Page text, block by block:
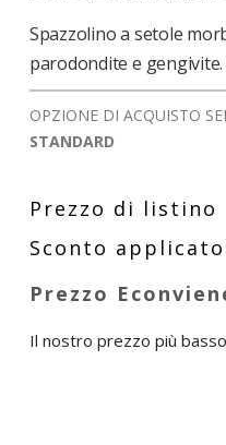
di
immagini
Spazzolino a setole
parodondite e gengivite.
OPZIONE DI ACQUISTO
STANDARD
Il nostro prezzo più